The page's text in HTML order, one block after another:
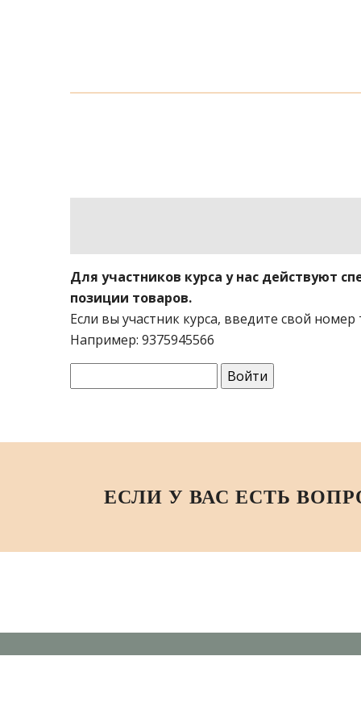
Для участников курса у нас действуют
позиции товаров.
Если вы участник курса, введите свой номер
Например: 9375945566
ЕСЛИ У ВАС ЕСТЬ